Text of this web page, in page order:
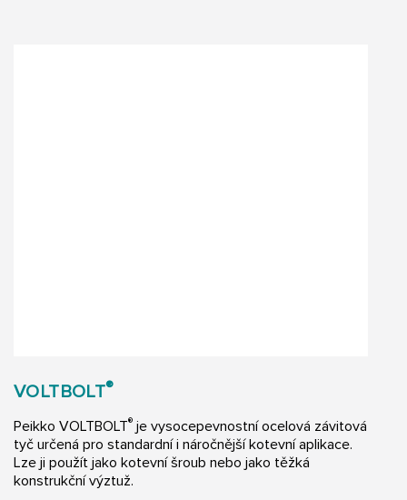
VOLTBOLT®
Peikko VOLTBOLT® je vysocepevnostní ocelová závitová
tyč určená pro standardní i náročnější kotevní aplikace.
Lze ji použít jako kotevní šroub nebo jako těžká
konstrukční výztuž.